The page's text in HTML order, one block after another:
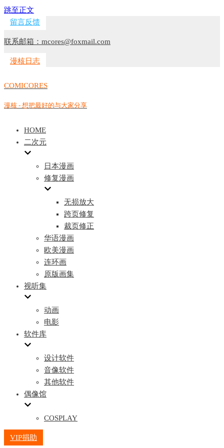
跳至正文
留言反馈
联系邮箱：mcores@foxmail.com
漫核日志
COMICORES
漫核 - 想把最好的与大家分享
HOME
二次元
日本漫画
修复漫画
无损放大
跨页修复
裁页修正
华语漫画
欧美漫画
连环画
原版画集
视听集
动画
电影
软件库
设计软件
音像软件
其他软件
偶像馆
COSPLAY
VIP捐助